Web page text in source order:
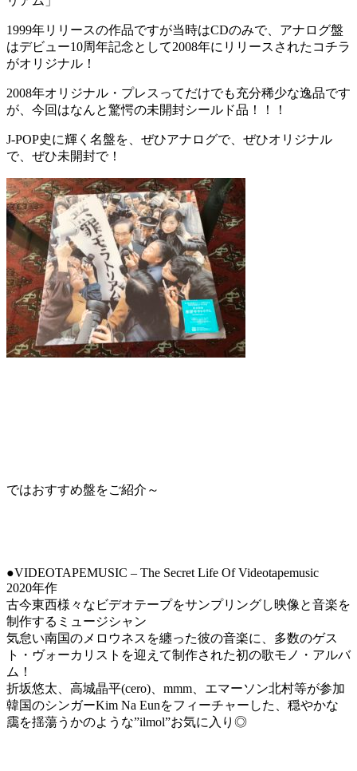
1999年リリースの作品ですが当時はCDのみで、アナログ盤
はデビュー10周年記念として2008年にリリースされたコチラ
がオリジナル！
2008年オリジナル・プレスってだけでも充分稀少な逸品です
が、今回はなんと驚愕の未開封シールド品！！！
J-POP史に輝く名盤を、ぜひアナログで、ぜひオリジナル
で、ぜひ未開封で！
ではおすすめ盤をご紹介～
●VIDEOTAPEMUSIC – The Secret Life Of Videotapemusic
2020年作
古今東西様々なビデオテープをサンプリングし映像と音楽を
制作するミュージシャン
気怠い南国のメロウネスを纏った彼の音楽に、多数のゲス
ト・ヴォーカリストを迎えて制作された初の歌モノ・アルバ
ム！
折坂悠太、高城晶平(cero)、mmm、エマーソン北村等が参加
韓国のシンガーKim Na Eunをフィーチャーした、穏やかな
靄を揺蕩うかのような”ilmol”お気に入り◎